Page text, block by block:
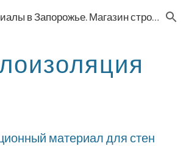
Skip to navigation
Стройматериалы в Запорожье. Магазин строительных материалов
материал для стен